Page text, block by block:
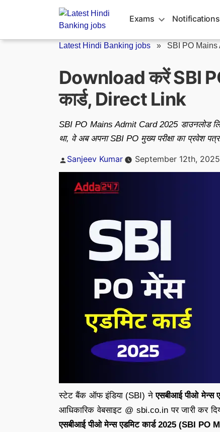
Exams Notifications
Latest Hindi Banking jobs » SBI PO
Download करें SBI
कार्ड, Direct Link
SBI PO Mains Admit Card 2025 डाउनलोड लिंक
था, वे अब अपना SBI PO मुख्य परीक्षा का प्रवेश
Posted
Sanjeev Kumar September 12th,
स्टेट बैंक ऑफ इंडिया (SBI) नेएसबीआई पीओ मेन्स
आधिकारिक वेबसाइट @ sbi.co.in पर जारी कर
एसबीआई पीओ मेन्स एडमिट कार्ड 2025 (SBI